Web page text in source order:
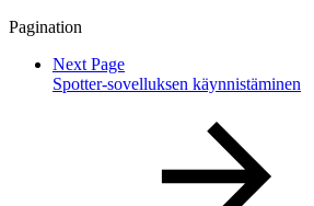
Pagination
Next Page
Spotter-sovelluksen käynnistäminen